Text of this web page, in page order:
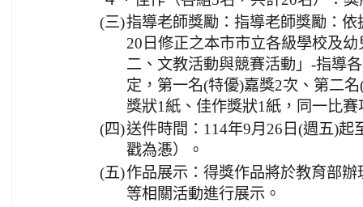
(三)指導老師獎勵：指導老師獎勵：
20日修正之本市市立各級學校及
二、文教活動與競賽活動」-指導
定，第一名(特優)嘉獎2次、第二
獎狀1紙、佳作獎狀1紙，同一比
(四)送件時間：114年9月26日(週五)起
戳為慿）。
(五)作品展示：得獎作品將於教育部
等相關活動進行展示。